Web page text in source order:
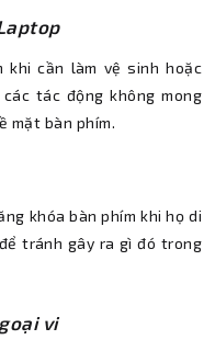
khi cần làm vệ sinh hoặc
tác động không mong
mặt bàn phím.
khóa bàn phím khi họ di
tránh gây ra gì đó trong
vi